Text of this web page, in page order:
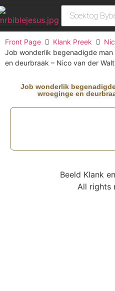
Front Page Klank Preek
Job wonderlik begenadigde
en deurbraak – Nico van der Walt
Job wonderlik
wroeginge en
Beeld Klank
All rights